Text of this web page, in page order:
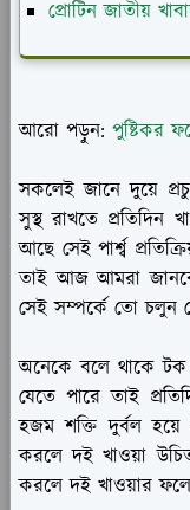
প্রোটিন জাতীয়
আরো পড়ুন: পুষ্টিকর
সকলেই জানে দুয়ে
সুস্থ রাখতে প্রতিদিন
আছে সেই পার্শ্ব
তাই আজ আমরা
সেই সম্পর্কে তো চলুন
অনেকে বলে থাকে টক
যেতে পারে তাই
হজম শক্তি দুর্বল
করলে দই খাওয়া
করলে দই খাওয়ার ফলে